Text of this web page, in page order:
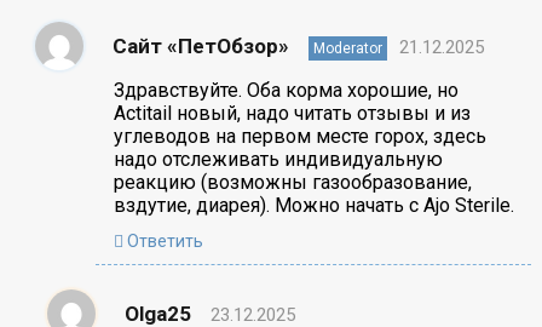
Сайт «ПетОбзор» Moderator 21.12.2025
Здравствуйте. Оба корма хорошие, но
Actitail новый, надо читать отзывы и из
углеводов на первом месте горох, здесь
надо отслеживать индивидуальную
реакцию (возможны газообразование,
вздутие, диарея). Можно начать с Ajo Sterile.
Ответить
Olga25 23.12.2025